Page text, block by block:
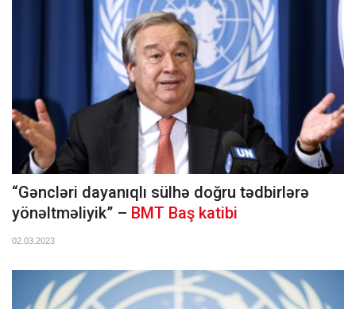
“Gəncləri dayanıqlı sülhə doğru tədbirlərə
yönəltməliyik” – BMT Baş katibi
02.03.2023